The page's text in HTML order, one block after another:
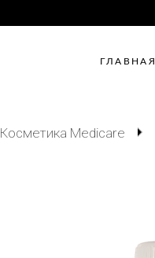
ГЛАВНАЯ
Косметика Medicare